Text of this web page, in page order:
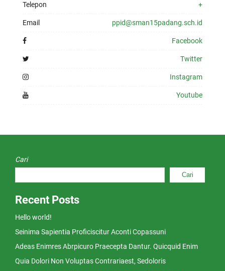
Telepon +
Email ppid@sman15padang.sch.id
Facebook
Twitter
Instagram
Youtube
Cari
Cari
Recent Posts
Hello world!
Seinima Sapientia Proficiscitur Aconti Copassuni
Adeas Enimres Abrpicuro Praecepta Dantur. Quicquid Enim
Quia Dolori Non Voluptas Contrariaest, Sedoloris